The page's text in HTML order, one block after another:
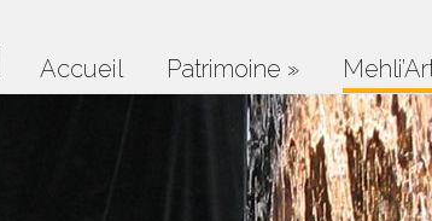
Accueil Patrimoine »